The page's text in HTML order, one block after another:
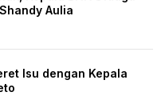
Aulia
Isu dengan Kepala